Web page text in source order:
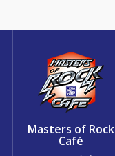
Masters of Rock
Café